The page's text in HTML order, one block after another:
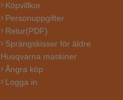
Köpvillkor
Personuppgifter
Retur(PDF)
Sprängskisser för äldre
Husqvarna maskiner
Ångra köp
Logga in